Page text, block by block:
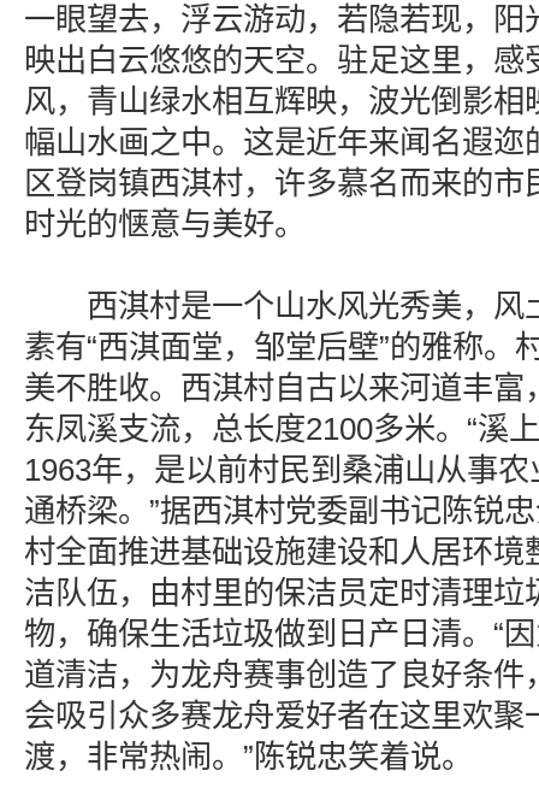
一眼望去，浮云游动，若隐若现，阳
映出白云悠悠的天空。驻足这里，感
风，青山绿水相互辉映，波光倒影相
幅山水画之中。这是近年来闻名遐
区登岗镇西淇村，许多慕名而来的
时光的惬意与美好。
西淇村是一个山水风光秀美，风
素有“西淇面堂，邹堂后壁”的雅称。
美不胜收。西淇村自古以来河道丰富
东凤溪支流，总长度2100多米。“溪
1963年，是以前村民到桑浦山从事
通桥梁。”据西淇村党委副书记陈锐
村全面推进基础设施建设和人居环境
洁队伍，由村里的保洁员定时清理垃
物，确保生活垃圾做到日产日清。“
道清洁，为龙舟赛事创造了良好条件
会吸引众多赛龙舟爱好者在这里欢聚
渡，非常热闹。”陈锐忠笑着说。